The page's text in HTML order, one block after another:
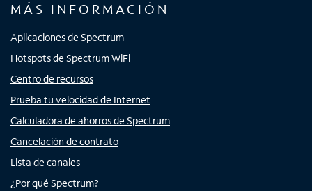
MÁS INFORMACIÓN
Aplicaciones de Spectrum
Hotspots de Spectrum WiFi
Centro de recursos
Prueba tu velocidad de Internet
Calculadora de ahorros de Spectrum
Cancelación de contrato
Lista de canales
¿Por qué Spectrum?